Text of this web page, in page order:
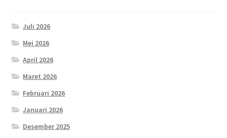
Juli 2026
Mei 2026
April 2026
Maret 2026
Februari 2026
Januari 2026
Desember 2025